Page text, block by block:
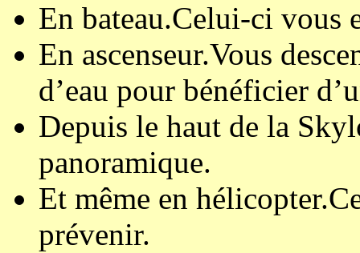
En bateau.Celui-ci vous
En ascenseur.Vous
d’eau pour bénéficier
Depuis le haut de la
panoramique.
Et même en
prévenir.